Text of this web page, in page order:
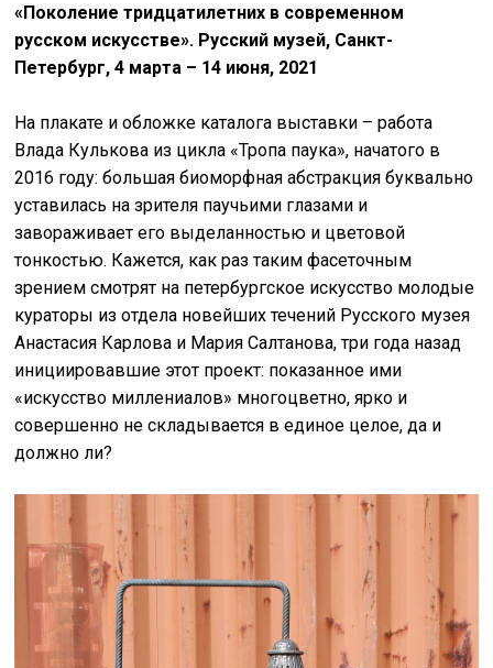
искать
«Поколение тридцатилетних в современном
русском искусстве». Русский музей, Санкт-
Петербург, 4 марта – 14 июня, 2021
На плакате и обложке каталога выставки – работа
Влада Кулькова из цикла «Тропа паука», начатого в
2016 году: большая биоморфная абстракция буквально
уставилась на зрителя паучьими глазами и
завораживает его выделанностью и цветовой
тонкостью. Кажется, как раз таким фасеточным
зрением смотрят на петербургское искусство молодые
кураторы из отдела новейших течений Русского музея
Анастасия Карлова и Мария Салтанова, три года назад
инициировавшие этот проект: показанное ими
«искусство миллениалов» многоцветно, ярко и
совершенно не складывается в единое целое, да и
должно ли?